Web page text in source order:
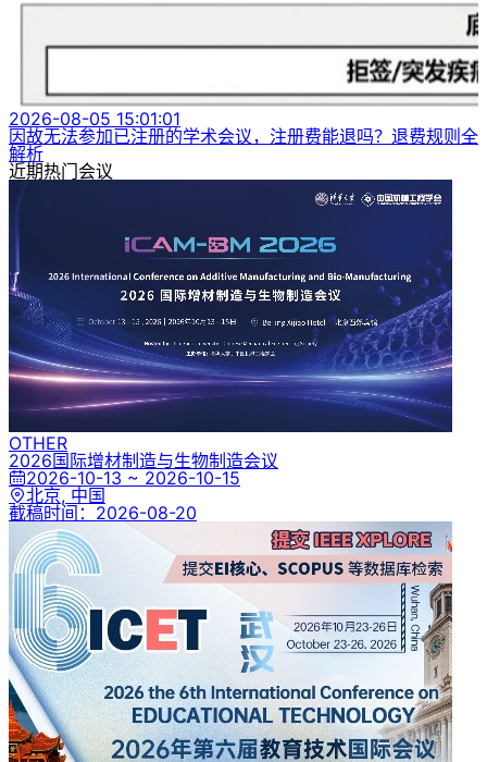
2026-08-05 15:01:01
因故无法参加已注册的学术会议，注册费能退吗？退费规则全
解析
近期热门会议
OTHER
2026国际增材制造与生物制造会议
2026-10-13 ~ 2026-10-15
北京, 中国
截稿时间： 2026-08-20